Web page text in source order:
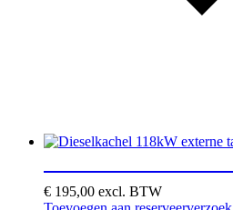
€ 195,00 excl. BTW